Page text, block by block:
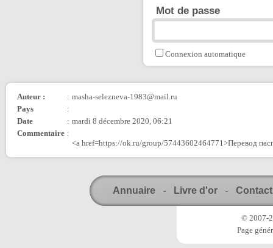
Mot de passe
Connexion automatique
Auteur : : masha-selezneva-1983@mail.ru
Pays
:
Date
: mardi 8 décembre 2020, 06:21
Commentaire :
<a href=https://ok.ru/group/57443602464771>Перевод
Annuaire - Livre d'or - Contact
© 2007-
Page